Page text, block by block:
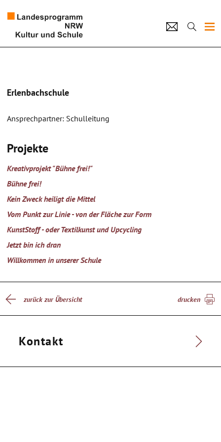
Kultur und Schule
home Impressum
Erlenbachschule
Ansprechpartner: Schulleitung
Projekte
Kreativprojekt "Bühne frei!"
Bühne frei!
Kein Zweck heiligt die Mittel
Vom Punkt zur Linie - von der Fläche zur Form
KunstStoff - oder Textilkunst und Upcycling
Jetzt bin ich dran
Willkommen in unserer Schule
zurück zur Übersicht drucken
Kontakt